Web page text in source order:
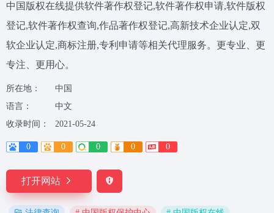
中国版权在线提供软件著作权登记,软件著作权申请,软件版权
登记,软件著作权查询,作品著作权登记,高新技术企业认定,双
软企业认定,商标注册,专利申请等相关代理服务。更专业、更
专注、更用心。
所在地：
中国
语言：
中文
收录时间：
2021-05-24
0 0 0 0 0
打开网站